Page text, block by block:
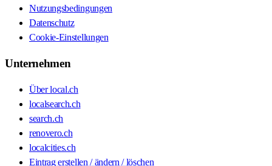
Nutzungsbedingungen
Datenschutz
Cookie-Einstellungen
Unternehmen
Über local.ch
localsearch.ch
search.ch
renovero.ch
localcities.ch
Eintrag erstellen / ändern / löschen